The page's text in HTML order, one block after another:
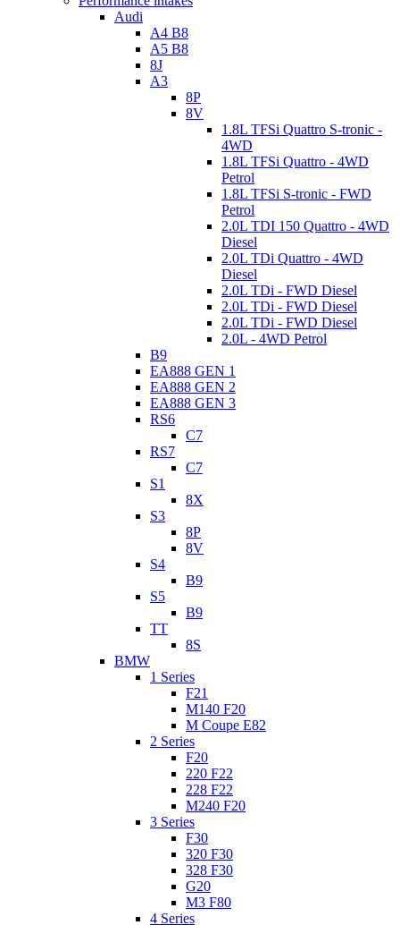
Audi
A4 B8
A5 B8
8J
A3
8P
8V
1.8L TFSi Quattro S-tronic -
4WD
1.8L TFSi Quattro - 4WD
Petrol
1.8L TFSi S-tronic - FWD
Petrol
2.0L TDI 150 Quattro - 4WD
Diesel
2.0L TDi Quattro - 4WD
Diesel
2.0L TDi - FWD Diesel
2.0L TDi - FWD Diesel
2.0L TDi - FWD Diesel
2.0L - 4WD Petrol
B9
EA888 GEN 1
EA888 GEN 2
EA888 GEN 3
RS6
C7
RS7
C7
S1
8X
S3
8P
8V
S4
B9
S5
B9
TT
8S
BMW
1 Series
F21
M140 F20
M Coupe E82
2 Series
F20
220 F22
228 F22
M240 F20
3 Series
F30
320 F30
328 F30
G20
M3 F80
4 Series